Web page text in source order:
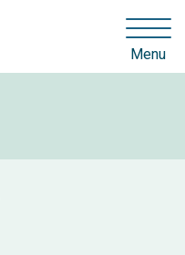
Menu